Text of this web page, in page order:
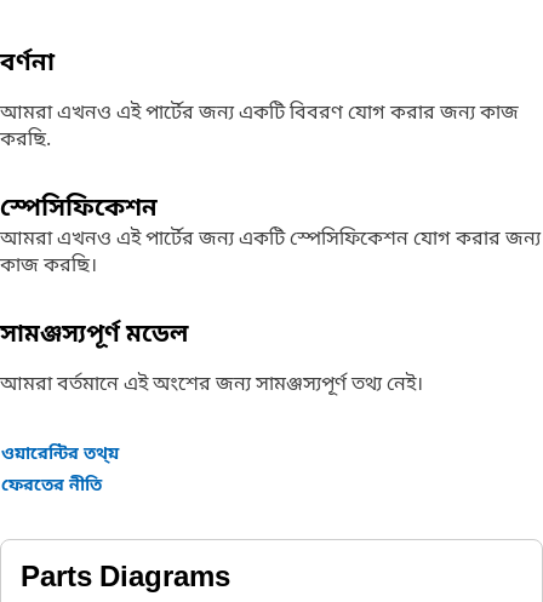
বর্ণনা
আমরা এখনও এই পার্টের জন্য একটি বিবরণ যোগ করার জন্য কাজ
করছি.
স্পেসিফিকেশন
আমরা এখনও এই পার্টের জন্য একটি স্পেসিফিকেশন যোগ করার জন্য
কাজ করছি।
সামঞ্জস্যপূর্ণ মডেল
আমরা বর্তমানে এই অংশের জন্য সামঞ্জস্যপূর্ণ তথ্য নেই।
ওয়ারেন্টির তথ্য়
ফেরতের নীতি
Parts Diagrams